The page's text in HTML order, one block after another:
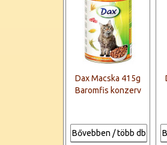
Dax Macska 415g
Baromfis konzerv
Bővebben / több db